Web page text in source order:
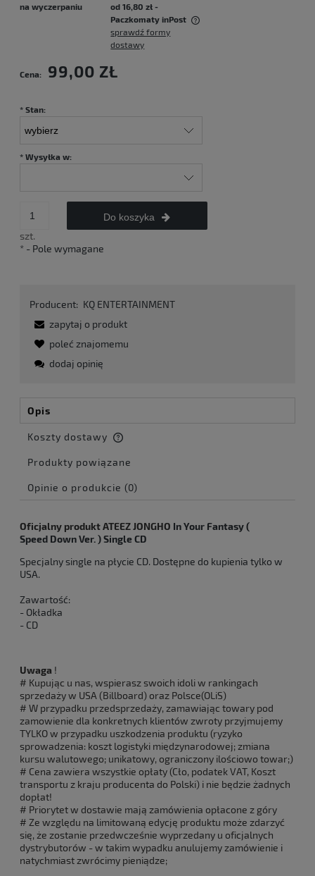
na wyczerpaniu
od 16,80 zł -
Paczkomaty inPost
Cena nie zawiera ewentualnych kosztów płatności
sprawdź formy
dostawy
Cena: 99,00 ZŁ
* Stan:
* Wysyłka w:
szt.
Do koszyka
* - Pole wymagane
Producent: KQ ENTERTAINMENT
zapytaj o produkt
poleć znajomemu
dodaj opinię
Opis
Koszty dostawy
Cena nie zawiera ewentualnych kosztów płatności
Produkty powiązane
Opinie o produkcie (0)
Oficjalny produkt ATEEZ JONGHO In Your Fantasy (
Speed Down Ver. ) Single CD
Specjalny single na płycie CD. Dostępne do kupienia tylko w
USA.
Zawartość:
- Okładka
- CD
Uwaga !
# Kupując u nas, wspierasz swoich idoli w rankingach
sprzedaży w USA (Billboard) oraz Polsce(OLiS)
# W przypadku przedsprzedaży, zamawiając towary pod
zamowienie dla konkretnych klientów zwroty przyjmujemy
TYLKO w przypadku uszkodzenia produktu (ryzyko
sprowadzenia: koszt logistyki międzynarodowej; zmiana
kursu walutowego; unikatowy, ograniczony ilościowo towar;)
# Cena zawiera wszystkie opłaty (Cło, podatek VAT, Koszt
transportu z kraju producenta do Polski) i nie będzie żadnych
dopłat!
# Priorytet w dostawie mają zamówienia opłacone z góry
# Ze względu na limitowaną edycję produktu może zdarzyć
się, że zostanie przedwcześnie wyprzedany u oficjalnych
dystrybutorów - w takim wypadku anulujemy zamówienie i
natychmiast zwrócimy pieniądze;